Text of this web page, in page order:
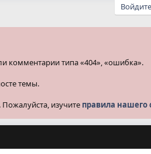
комментарии типа «404», «ошибка».
темы.
изучите правила нашего